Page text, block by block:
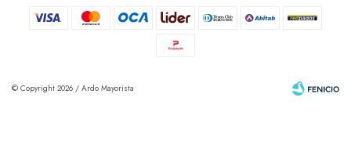
© Copyright 2026 / Ardo Mayorista